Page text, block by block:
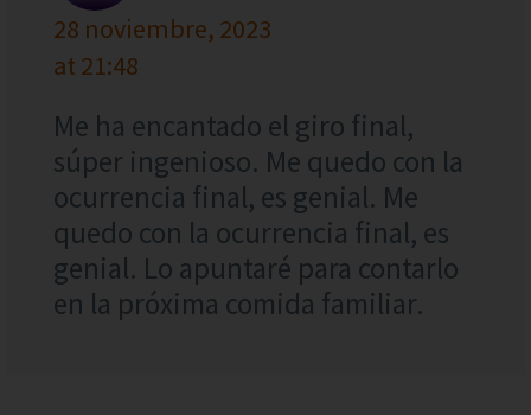
28 noviembre, 2023
at 21:48
Me ha encantado el giro final,
súper ingenioso. Me quedo con la
ocurrencia final, es genial. Me
quedo con la ocurrencia final, es
genial. Lo apuntaré para contarlo
en la próxima comida familiar.